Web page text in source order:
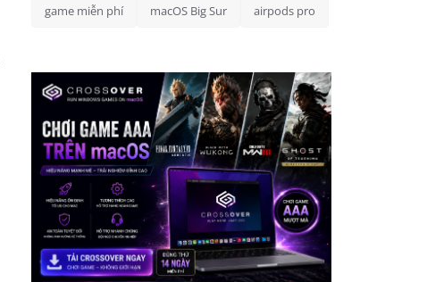
game miễn phí macOS Big Sur airpods pro